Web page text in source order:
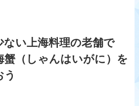
い上海料理の老舗で
蟹（しゃんはいがに）を